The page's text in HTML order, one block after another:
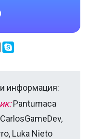
информация:
Pantumaca
Luka Nieto